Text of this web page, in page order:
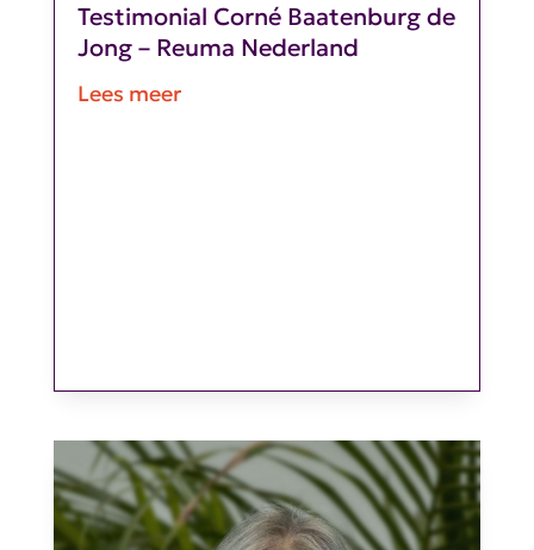
Testimonial Corné Baatenburg de
Jong – Reuma Nederland
Lees meer